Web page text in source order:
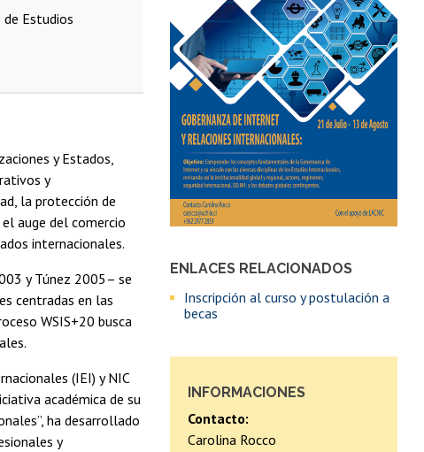
ENLACES RELACIONADOS
Inscripción al curso y postulación a
becas
INFORMACIONES
Contacto:
Carolina Rocco
Estudios
y Estados,
y
la protección de
auge del comercio
internacionales.
y Túnez 2005– se
centradas en las
WSIS+20 busca
(IEI) y NIC
académica de su
ha desarrollado
y